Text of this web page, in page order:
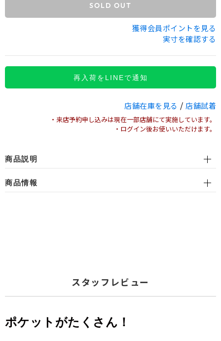
SOLD OUT
獲得会員ポイントを見る
実寸を確認する
再入荷をLINEで通知
店舗在庫を見る /店舗試着
・来店予約申し込みは現在一部店舗にて実施しています。
・ログイン後お使いいただけます。
商品説明
商品情報
スタッフレビュー
ポケットがたくさん！